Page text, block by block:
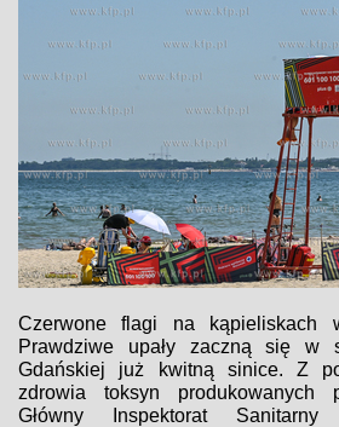
Czerwone flagi na kąpieliskach
Prawdziwe upały zaczną się w
Gdańskiej już kwitną sinice. Z
zdrowia toksyn produkowanych
Główny Inspektorat Sanitarny